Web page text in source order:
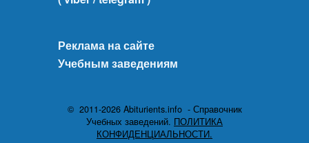
Реклама на сайте
Учебным заведениям
© 2011-2026 Abiturients.info - Справочник
Учебных заведений. ПОЛИТИКА
КОНФИДЕНЦИАЛЬНОСТИ.